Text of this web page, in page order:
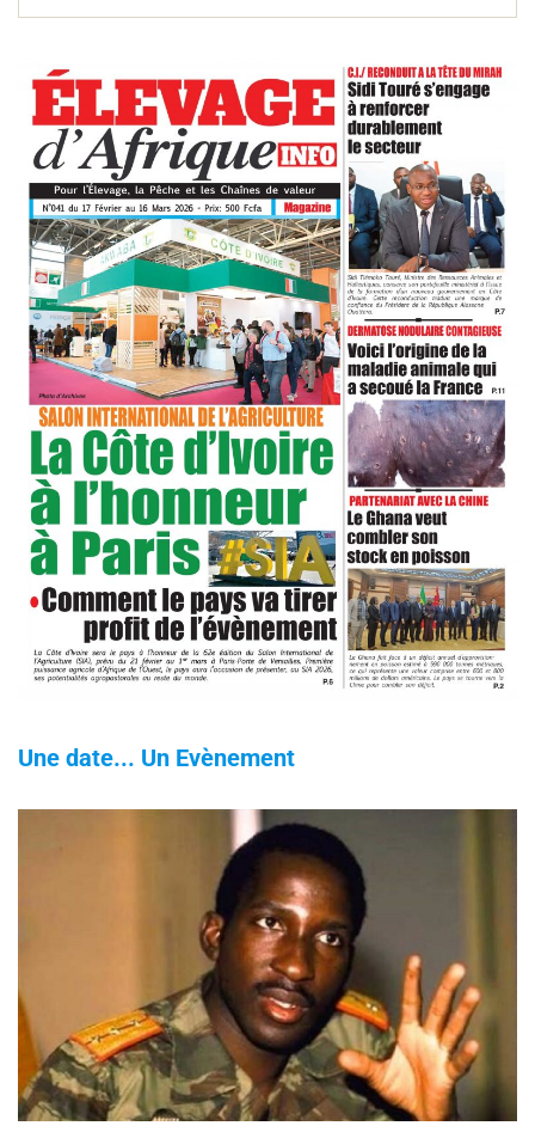
Une date... Un Evènement